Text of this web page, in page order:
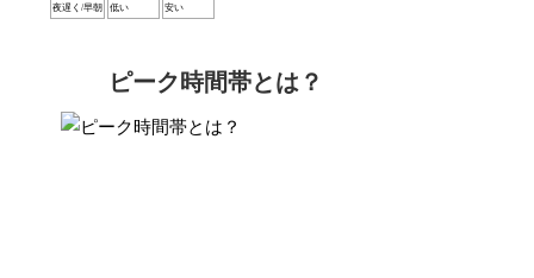
夜遅く/早朝 低い 安い
ピーク時間帯とは？